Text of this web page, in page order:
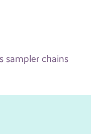
sampler chains